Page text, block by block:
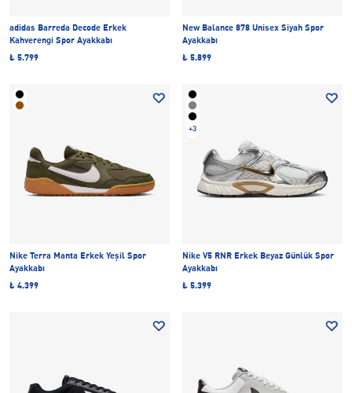
adidas Barreda Decode Erkek
Kahverengi Spor Ayakkabı
₺ 5.799
New Balance 878 Unisex Siyah Spor
Ayakkabı
₺ 5.899
Nike Terra Manta Erkek Yeşil Spor
Ayakkabı
₺ 4.399
+3
Nike V5 RNR Erkek Beyaz Günlük Spor
Ayakkabı
₺ 5.399